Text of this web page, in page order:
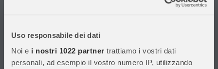
Uso responsabile dei dati
Noi e i nostri 1022 partner trattiamo i vostri dati
personali, ad esempio il vostro numero IP, utilizzando
soddisfare le esigenze dei clienti.
Informazioni